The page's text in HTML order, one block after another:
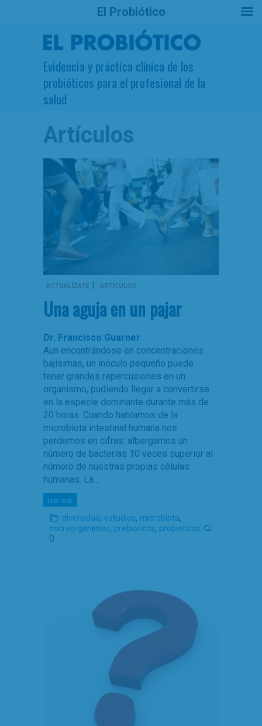
Evidencia y práctica clínica de los
probióticos para el profesional de la
salud
Artículos
ACTUALÍZATE | ARTÍCULOS
Una aguja en un pajar
Dr. Francisco Guarner
Aun encontrándose en concentraciones
bajísimas, un inóculo pequeño puede
tener grandes repercusiones en un
organismo, pudiendo llegar a convertirse
en la especie dominante durante más de
20 horas. Cuando hablamos de la
microbiota intestinal humana nos
perdemos en cifras: albergamos un
número de bacterias 10 veces superior al
número de nuestras propias células
humanas. La…
Leer más
diversidad, estudios, microbiota,
microorganimos, prebioticos, probioticos
0
El Probiótico